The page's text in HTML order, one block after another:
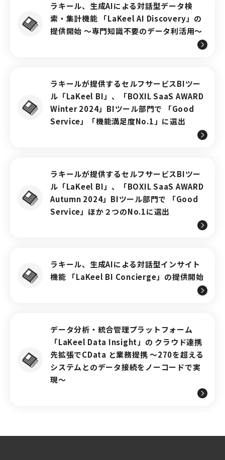
ラキール、生成AIによる対話型データ検
索・集計機能 「LaKeel AI Discovery」の
提供開始 ～専門知識不要のデータ利活用～
ラキールが提供するセルフサービスBIツー
ル「LaKeel BI」、「BOXIL SaaS AWARD
Winter 2024」BIツール部門で 「Good
Service」「機能満足度No.1」に選出
ラキールが提供するセルフサービスBIツー
ル「LaKeel BI」、「BOXIL SaaS AWARD
Autumn 2024」BIツール部門で 「Good
Service」ほか２つのNo.1に選出
ラキール、生成AIによる対話型インサイト
機能 「LaKeel BI Concierge」の提供開始
データ分析・統合管理プラットフォーム
「LaKeel Data Insight」の クラウド連携
先拡張でCData と業務提携 ～270を超える
システムとのデータ接続をノーコードで実
現～